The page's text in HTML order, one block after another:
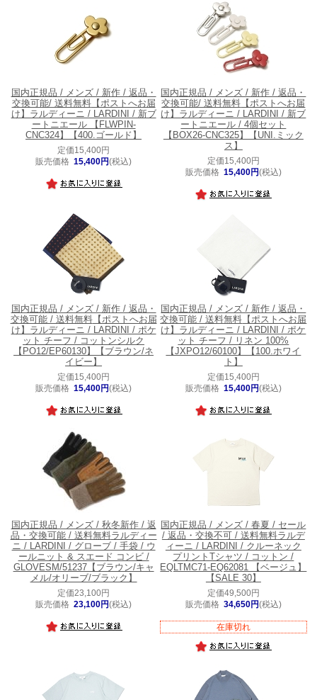
国内正規品 / メンズ / 新作 / 返品・
交換可能/ 送料無料【ポストへお届
け】ラルディーニ / LARDINI / 新ブ
ートニエール 【FLWPIN-
CNC324】【400.ゴールド】
定価15,400円
販売価格 15,400円(税込)
国内正規品 / メンズ / 新作 / 返品・
交換可能/ 送料無料 【ポストへお届
け】ラルディーニ / LARDINI / 新ブ
ートニエール / 4個セット
【BOX26-CNC325】【UNI.ミック
ス】
定価15,400円
販売価格 15,400円(税込)
国内正規品 / メンズ / 新作 / 返品・
交換可能 / 送料無料【ポストへお届
け】ラルディーニ / LARDINI / ポケ
ット チーフ / コットンシルク
【PO12/EP60130】【ブラウン/ネ
イビー】
定価15,400円
販売価格 15,400円(税込)
国内正規品 / メンズ / 新作 / 返品・
交換可能 / 送料無料 【ポストへお届
け】ラルディーニ / LARDINI / ポケ
ット チーフ / リネン 100%
【JXPO12/60100】【100.ホワイ
ト】
定価15,400円
販売価格 15,400円(税込)
国内正規品 / メンズ / 秋冬新作 / 返
品・交換可能 / 送料無料ラルディー
ニ / LARDINI / グローブ / 手袋 / ウ
ールニット & スエード コンビ /
GLOVESM/51237【ブラウン/キャ
メル/オリーブ/ブラック】
定価23,100円
販売価格 23,100円(税込)
国内正規品 / メンズ / 春夏 / セール
/ 返品・交換不可 / 送料無料ラルデ
ィーニ / LARDINI / クルーネック
プリントTシャツ / コットン /
EQLTMC71-EQ62081 【ベージュ】
【SALE 30】
定価49,500円
販売価格 34,650円(税込)
在庫切れ